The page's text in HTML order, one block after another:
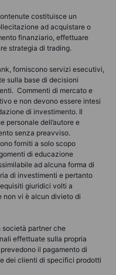
costituisce un
ad acquistare o
finanziario, effettuare
strategia di trading.
forniscono servizi esecutivi,
sulla base di decisioni
Commenti di mercato e
e non devono essere intesi
di investimento. Il
personale dell’autore e
senza preavviso.
forniti a solo scopo
di educazione
ad alcuna forma di
di investimenti e pertanto
giuridici volti a
non vi è alcun divieto di
società partner che
effettuate sulla propria
il pagamento di
dei clienti di specifici prodotti